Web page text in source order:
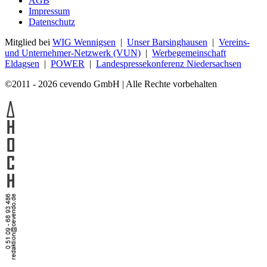
Impressum
Datenschutz
Mitglied bei WIG Wennigsen | Unser Barsinghausen | Vereins-
und Unternehmer-Netzwerk (VUN) | Werbegemeinschaft
Eldagsen | POWER | Landespressekonferenz Niedersachsen
©2011 - 2026 cevendo GmbH | Alle Rechte vorbehalten